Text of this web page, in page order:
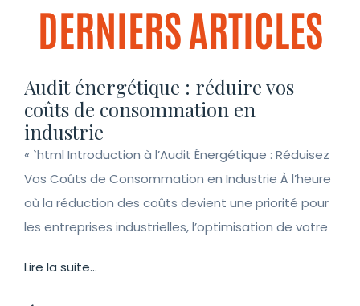
DERNIERS ARTICLES
Audit énergétique : réduire vos
coûts de consommation en
industrie
« `html Introduction à l’Audit Énergétique : Réduisez
Vos Coûts de Consommation en Industrie À l’heure
où la réduction des coûts devient une priorité pour
les entreprises industrielles, l’optimisation de votre
Lire la suite...